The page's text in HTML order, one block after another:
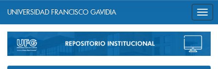
navigation
UNIVERSIDAD FRANCISCO GAVIDIA